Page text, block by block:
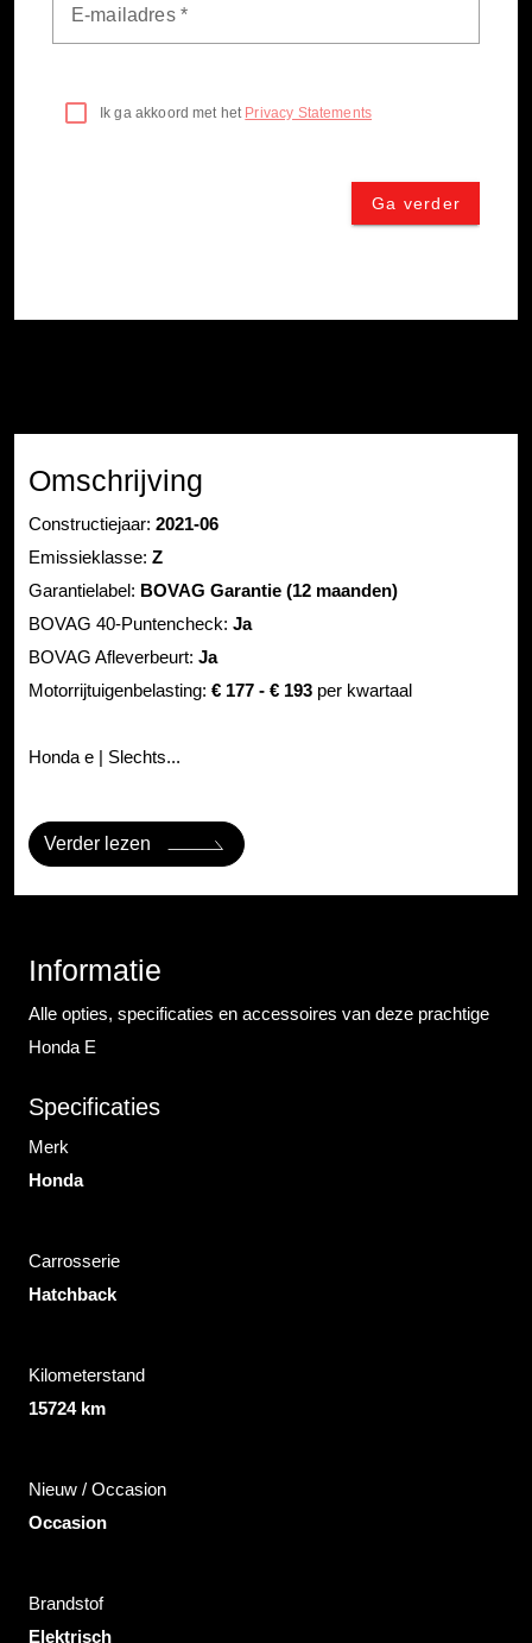
Omschrijving
Constructiejaar: 2021-06
Emissieklasse: Z
Garantielabel: BOVAG Garantie (12 maanden)
BOVAG 40-Puntencheck: Ja
BOVAG Afleverbeurt: Ja
Motorrijtuigenbelasting: € 177 - € 193 per kwartaal
Honda e | Slechts...
Verder lezen
Informatie
Alle opties, specificaties en accessoires van deze prachtige
Honda E
Specificaties
Merk
Honda
Carrosserie
Hatchback
Kilometerstand
15724 km
Nieuw / Occasion
Occasion
Brandstof
Elektrisch